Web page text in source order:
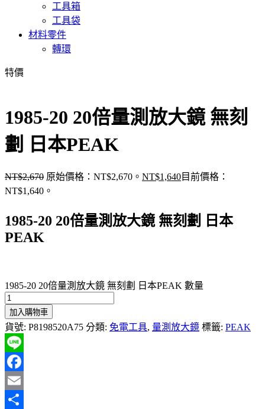
工具箱
工具袋
材料零件
轉環
特價
1985-20 20倍量測放大鏡 無刻
劃 日本PEAK
NT$2,670 原始價格：NT$2,670。 NT$1,640目前價格：
NT$1,640。
1985-20 20倍量測放大鏡 無刻劃 日本
PEAK
1985-20 20倍量測放大鏡 無刻劃 日本PEAK 數量
加入購物車
貨號: P8198520A75 分類: 免電工具, 量測放大鏡 標籤: PEAK
Line
Facebook
Email